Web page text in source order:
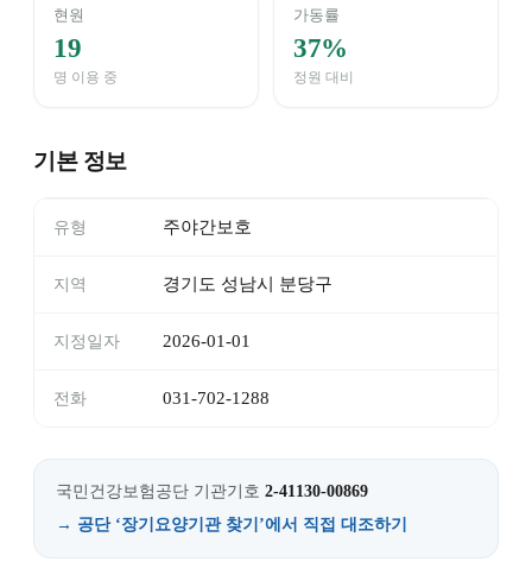
현원
19
명 이용 중
가동률
37%
정원 대비
기본 정보
유형 주야간보호
지역 경기도 성남시 분당구
지정일자 2026-01-01
전화 031-702-1288
국민건강보험공단 기관기호 2-41130-00869
→ 공단 ‘장기요양기관 찾기’에서 직접 대조하기